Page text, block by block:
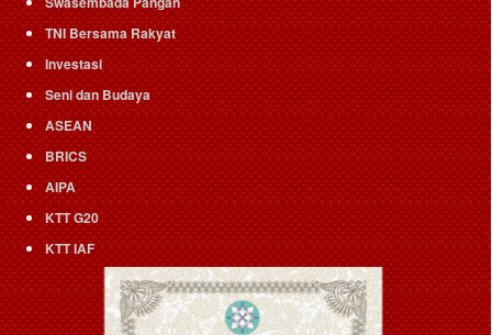
TNI Bersama Rakyat
Investasi
Seni dan Budaya
ASEAN
BRICS
AIPA
KTT G20
KTT IAF